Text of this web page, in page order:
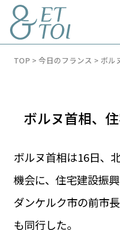
LUXE
グルメ
TOP > 今日のフランス > ボル
ボルヌ首相、
ボルヌ首相は16日、
機会に、住宅建設振
ダンケルク市の前市
も同行した。